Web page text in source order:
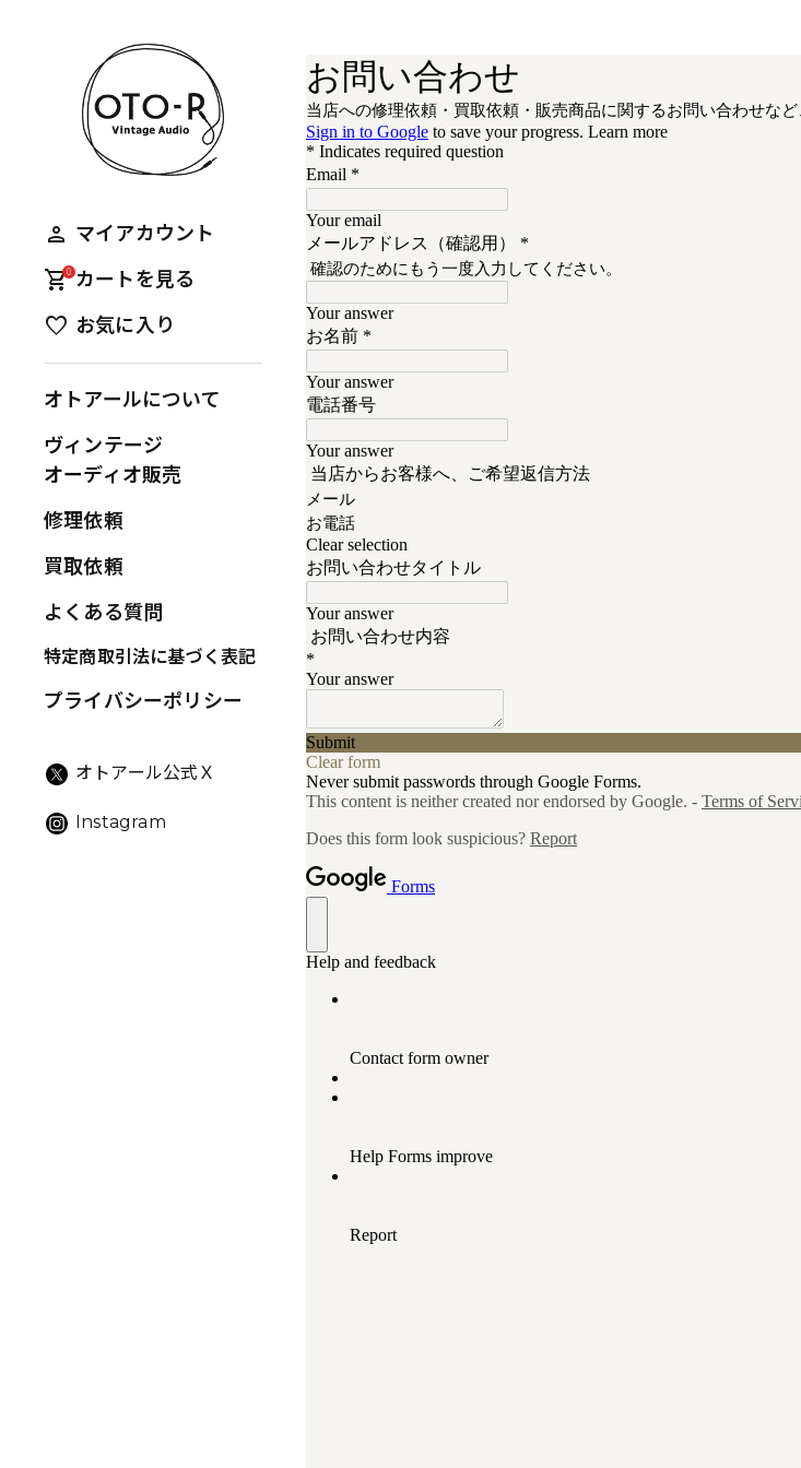
person マイアカウント
shopping_cart0 カートを見る
favorite お気に入り
オトアールについて
ヴィンテージ
オーディオ販売
修理依頼
買取依頼
よくある質問
特定商取引法に基づく表記
プライバシーポリシー
オトアール公式Ｘ
Instagram